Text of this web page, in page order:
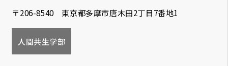
〒206-8540 東京都多摩市唐木田2丁目7番地1
人間共生学部